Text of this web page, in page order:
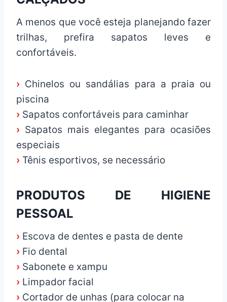
A menos que você esteja planejando fazer
trilhas, prefira sapatos leves e
confortáveis.
› Chinelos ou sandálias para a praia ou
piscina
› Sapatos confortáveis para caminhar
› Sapatos mais elegantes para ocasiões
especiais
› Tênis esportivos, se necessário
PRODUTOS DE HIGIENE
PESSOAL
› Escova de dentes e pasta de dente
› Fio dental
› Sabonete e xampu
› Limpador facial
› Cortador de unhas (para colocar na